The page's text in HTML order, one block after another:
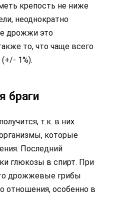
крепость не ниже
неоднократно
дрожжи это
то, что чаще всего
1%).
браги
т.к. в них
которые
Последний
глюкозы в спирт. При
дрожжевые грибы
отношения, особенно в